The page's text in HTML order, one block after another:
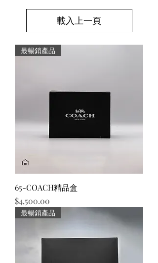
載入上一頁
最暢銷產品
65-COACH精品盒
價格
$4,500.00
最暢銷產品